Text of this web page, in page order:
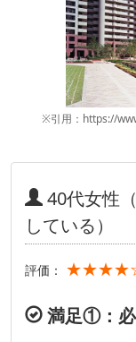
※引用：https://
40代女性
している）
評価：
満足①：必